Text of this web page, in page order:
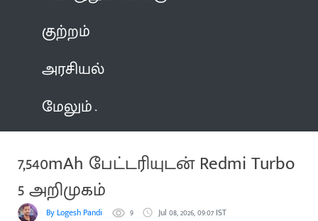
குற்றம்
அரசியல்
மேலும்
7,540mAh பேட்டரியுடன் Redmi Turbo
5 அறிமுகம்
By Logesh Pandi 9 Jul 08, 2026, 09:07 IST